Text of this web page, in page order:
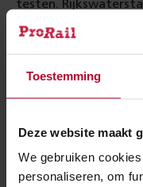
Toestemming
Deze website maakt
We gebruiken
personaliseren, om
testen.
andere overheden,
Hoe verder?
hard aan de
er heel veel mogelijk